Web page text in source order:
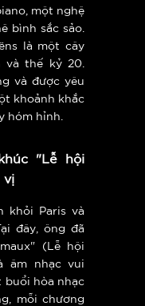
một nghệ
bình sắc sảo.
là một cây
thế kỷ 20.
và được yêu
khoảnh khắc
hóm hỉnh.
"Lễ hội
vị
khỏi Paris và
đây, ông đã
(Lễ hội
âm nhạc vui
buổi hòa nhạc
mỗi chương